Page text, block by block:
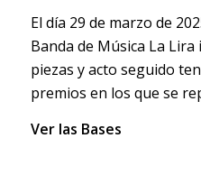
El día 29 de marzo de
Banda de Música La
piezas y acto seguido
premios en los que se
Ver las Bases